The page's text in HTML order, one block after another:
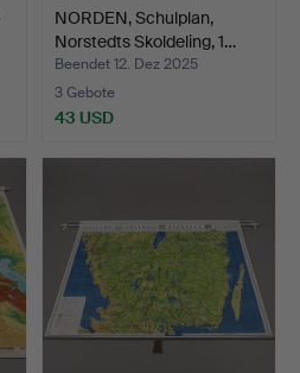
NORDEN, Schulplan,
Norstedts Skoldeling, 1…
Beendet 12. Dez 2025
3 Gebote
43 USD